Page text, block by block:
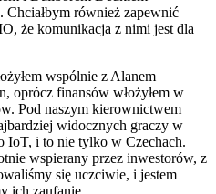
Chciałbym również zapewnić
że komunikacja z nimi jest dla
wspólnie z Alanem
oprócz finansów włożyłem w
Pod naszym kierownictwem
widocznych graczy w
IoT, i to nie tylko w Czechach.
wspierany przez inwestorów, z
się uczciwie, i jestem
ich zaufanie.